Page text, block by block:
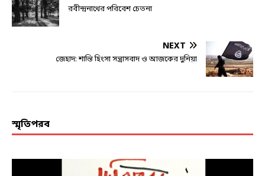
রবীন্দ্রনাথের পরিবেশ চেতনা
NEXT
জেহাদ: শান্তি হিংসা সন্ত্রাসবাদ ও আজকের দুনিয়া
স্মৃতিপরব